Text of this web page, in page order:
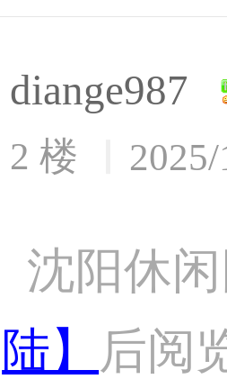
diange987
2 楼
沈阳休
陆】
后阅